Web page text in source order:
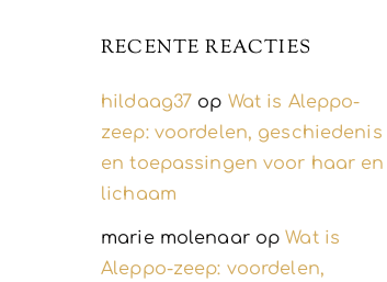
RECENTE REACTIES
hildaag37 op Wat is Aleppo-
zeep: voordelen, geschiedenis
en toepassingen voor haar en
lichaam
marie molenaaropWat is
Aleppo-zeep: voordelen,